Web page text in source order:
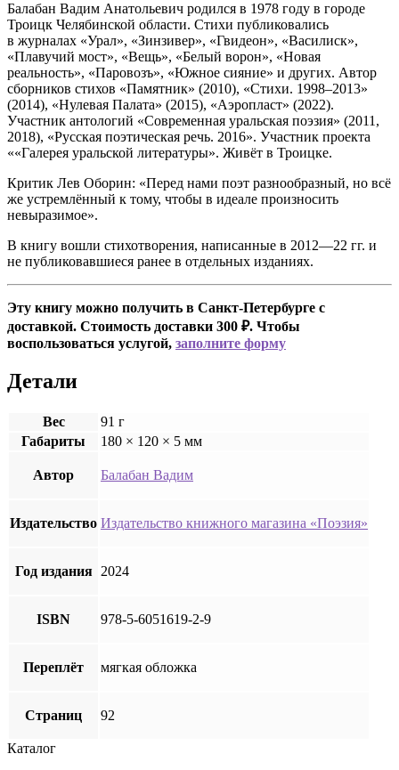
Балабан Вадим Анатольевич родился в 1978 году в городе
Троицк Челябинской области. Стихи публиковались
в журналах «Урал», «Зинзивер», «Гвидеон», «Василиск»,
«Плавучий мост», «Вещь», «Белый ворон», «Новая
реальность», «Паровозъ», «Южное сияние» и других. Автор
сборников стихов «Памятник» (2010), «Стихи. 1998–2013»
(2014), «Нулевая Палата» (2015), «Аэропласт» (2022).
Участник антологий «Современная уральская поэзия» (2011,
2018), «Русская поэтическая речь. 2016». Участник проекта
««Галерея уральской литературы». Живёт в Троицке.
Критик Лев Оборин: «Перед нами поэт разнообразный, но всё
же устремлённый к тому, чтобы в идеале произносить
невыразимое».
В книгу вошли стихотворения, написанные в 2012—22 гг. и
не публиковавшиеся ранее в отдельных изданиях.
Эту книгу можно получить в Санкт-Петербурге с
доставкой. Стоимость доставки 300 ₽. Чтобы
воспользоваться услугой, заполните форму
Детали
Вес
91 г
Габариты
180 × 120 × 5 мм
Автор Балабан Вадим
Издательство Издательство книжного магазина «Поэзия»
Год издания 2024
ISBN 978-5-6051619-2-9
Переплёт мягкая обложка
Страниц 92
Каталог